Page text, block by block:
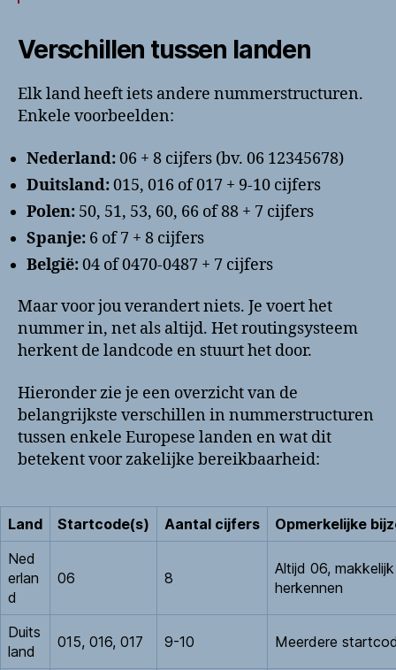
Verschillen tussen landen
Elk land heeft iets andere nummerstructuren.
Enkele voorbeelden:
Nederland:06 + 8 cijfers (bv. 06 12345678)
Duitsland:015, 016 of 017 + 9-10 cijfers
Polen: 50, 51, 53, 60, 66 of 88 + 7 cijfers
Spanje: 6 of 7 + 8 cijfers
België:04 of 0470-0487 + 7 cijfers
Maar voor jou verandert niets. Je voert het
nummer in, net als altijd. Het routingsysteem
herkent de landcode en stuurt het door.
Hieronder zie je een overzicht van de
belangrijkste verschillen in nummerstructuren
tussen enkele Europese landen en wat dit
betekent voor zakelijke bereikbaarheid:
Land Startcode(s) Aantal cijfers
Opmerkelijke
Ned
erlan
d
06 8
Altijd 06,
herkennen
Duits
land
015, 016, 017 9-10 Meerdere